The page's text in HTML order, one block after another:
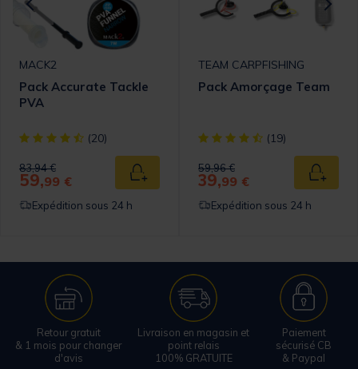
Rating
panier
MACK2
Pack Accurate Tackle
PVA
[object Object] out of 5 Customer Rating
(20)
Price reduced from
83,94 €to
59,99 € Ajouter au panier
Expédition sous 24 h
TEAM CARPFISHING
Pack Amorçage Team
[object Object] out of 5
(19)
Price reduced from
59,96 €to
39,99 €
Expédition sous 24 h
Retour gratuit
& 1 mois pour changer
d'avis
Livraison en magasin et
point relais
100% GRATUITE
Paiement
sécurisé CB
& Paypal